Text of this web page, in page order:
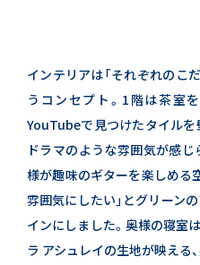
インテリアは「それぞれのこ
うコンセプト。 1階は茶室
YouTubeで見つけたタイル
ドラマのような雰囲気が感じ
様が趣味のギターを楽しめる
雰囲気にしたい」とグリーン
インにしました。 奥様の寝室
ラ アシュレイの生地が映える